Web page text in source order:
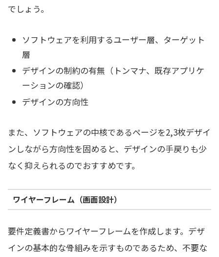
でしょう。
ソフトウェアを利用するユーザー層、ターゲット
層
デザインの制約の有無（トンマナ、既存アプリケ
ーションの確認）
デザインの方向性
また、ソフトウェアの中核であるページを2,3枚デザイ
ンしながら方向性を固めると、デザインの手戻りも少
なく抑えられるのでおすすめです。
ワイヤーフレーム（画面設計）
要件定義書からワイヤーフレームを作成します。デザ
インの基本的な骨組みを示すものであるため、不要な